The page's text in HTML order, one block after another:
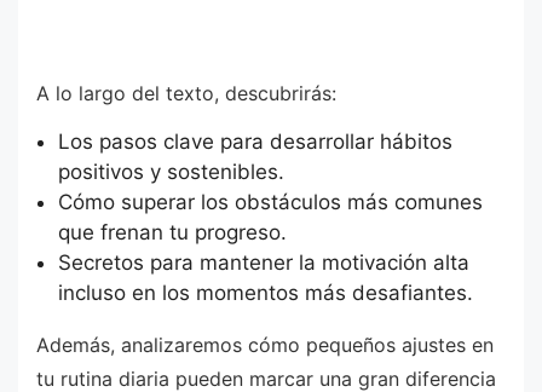
A lo largo del texto, descubrirás:
Los pasos clave para desarrollar hábitos
positivos y sostenibles.
Cómo superar los obstáculos más comunes
que frenan tu progreso.
Secretos para mantener la motivación alta
incluso en los momentos más desafiantes.
Además, analizaremos cómo pequeños ajustes en
tu rutina diaria pueden marcar una gran diferencia